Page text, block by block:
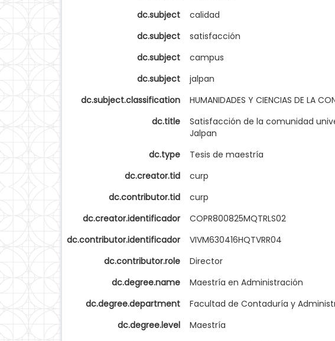
dc.subject
calidad
dc.subject
satisfacción
dc.subject
campus
dc.subject
jalpan
dc.subject.classification
HUMANIDADES Y CIENCIAS DE LA
dc.title
Satisfacción de la comunidad
Jalpan
dc.type Tesis de maestría
dc.creator.tid
curp
dc.contributor.tid
curp
dc.creator.identificador
COPR800825MQTRLS02
dc.contributor.identificador
VIVM630416HQTVRR04
dc.contributor.role
Director
dc.degree.name
Maestría en Administración
dc.degree.department
Facultad de Contaduría y
dc.degree.level
Maestría